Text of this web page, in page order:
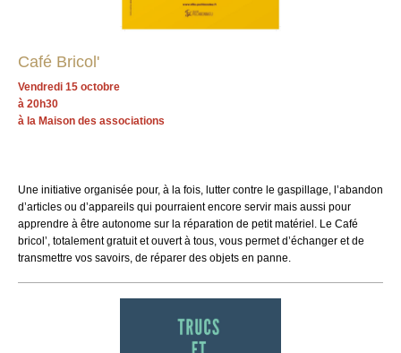
Café Bricol'
Vendredi 15 octobre
à 20h30
à la Maison des associations
Une initiative organisée pour, à la fois, lutter contre le gaspillage, l’abandon
d’articles ou d’appareils qui pourraient encore servir mais aussi pour
apprendre à être autonome sur la réparation de petit matériel. Le Café
bricol’, totalement gratuit et ouvert à tous, vous permet d’échanger et de
transmettre vos savoirs, de réparer des objets en panne.